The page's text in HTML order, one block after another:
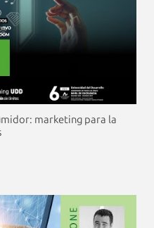
marketing para la